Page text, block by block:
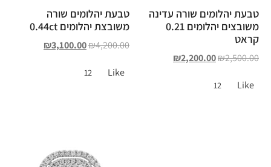
טבעת יהלומים שורה עדינה
משובצים יהלומים 0.21
קראט
₪2,500.00
₪2,200.00
Like
12
טבעת יהלומים שורה
משובצת יהלומים 0.44ct
₪4,200.00
₪3,100.00
Like
12